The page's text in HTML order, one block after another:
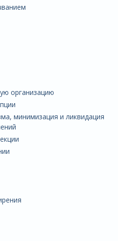
организацию
минимизация и ликвидация